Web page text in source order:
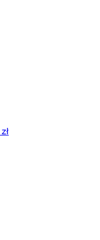
zł